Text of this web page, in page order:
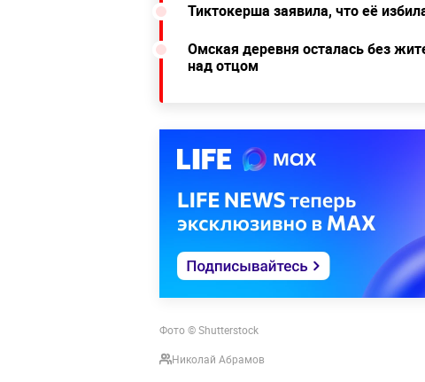
Тиктокерша заявила, что её
Омская деревня осталась без
над отцом
Фото © Shutterstock
Николай Абрамов